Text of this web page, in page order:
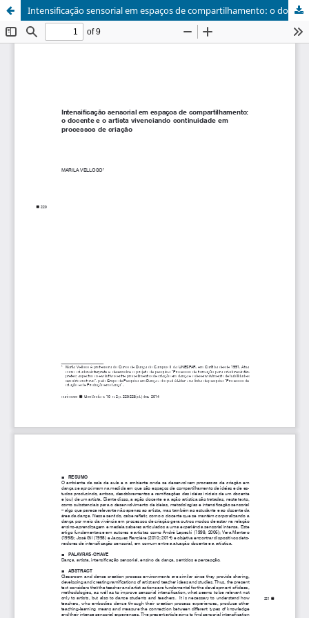
Intensificação sensorial em espaços de compartilhamento: o docente e o artista vivenciando continuidade em processos de criação